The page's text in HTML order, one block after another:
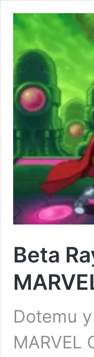
Beta
Dotemu
MARVEL